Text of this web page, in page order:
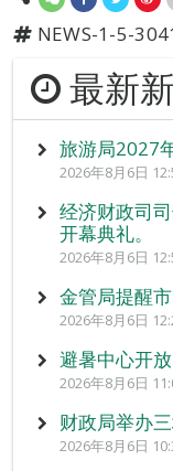
NEWS-1-5-
最新
旅游局2027
2026年8月6日
经济财政司
开幕典礼。
2026年8月6日
金管局提醒
2026年8月6日
避暑中心开放
2026年8月6日
财政局举办
2026年8月6日